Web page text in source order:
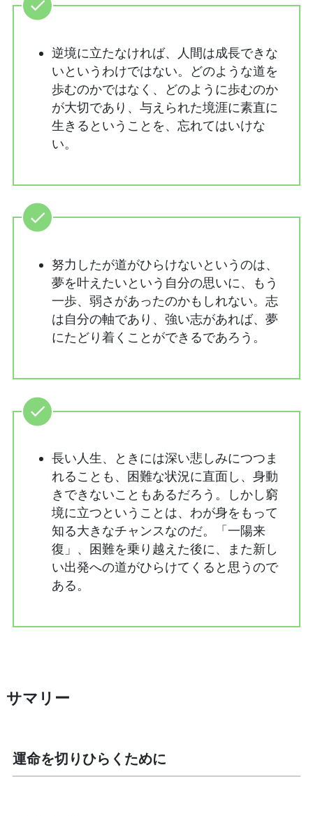
逆境に立たなければ、人間は成長できな
いというわけではない。どのような道を
歩むのかではなく、どのように歩むのか
が大切であり、与えられた境涯に素直に
生きるということを、忘れてはいけな
い。
努力したが道がひらけないというのは、
夢を叶えたいという自分の思いに、もう
一歩、弱さがあったのかもしれない。志
は自分の軸であり、強い志があれば、夢
にたどり着くことができるであろう。
長い人生、ときには深い悲しみにつつま
れることも、困難な状況に直面し、身動
きできないこともあるだろう。しかし窮
境に立つということは、わが身をもって
知る大きなチャンスなのだ。「一陽来
復」、困難を乗り越えた後に、また新し
い出発への道がひらけてくると思うので
ある。
サマリー
運命を切りひらくために